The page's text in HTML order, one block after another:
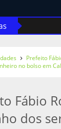
Prefeito
no bolso em
Fábio
dos